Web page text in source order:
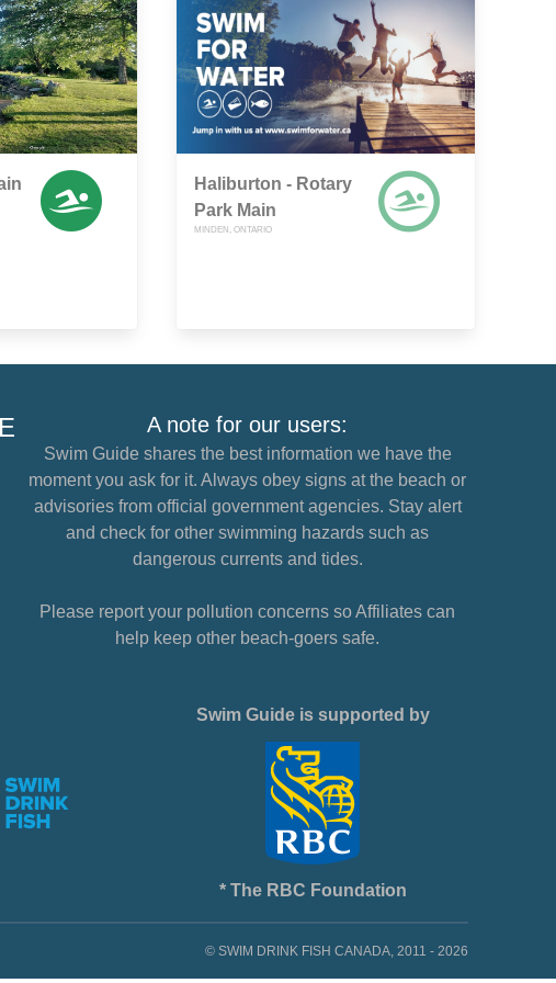
Haliburton - Rotary
Park Main
MINDEN, ONTARIO
A note for our users:
Swim Guide shares the best information we have the
moment you ask for it. Always obey signs at the beach or
advisories from official government agencies. Stay alert
and check for other swimming hazards such as
dangerous currents and tides.
Please report your pollution concerns so Affiliates can
help keep other beach-goers safe.
Swim Guide is supported by
* The RBC Foundation
© SWIM DRINK FISH CANADA, 2011 - 2026